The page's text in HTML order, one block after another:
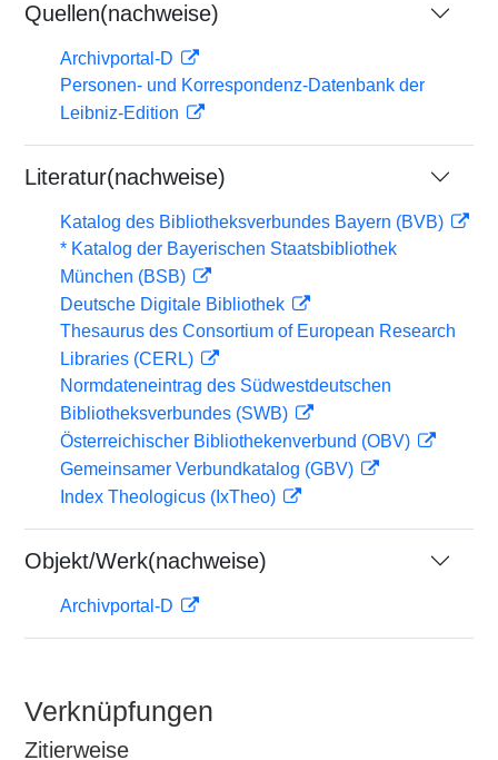
Quellen(nachweise)
Archivportal-D
Personen- und Korrespondenz-Datenbank der
Leibniz-Edition
Literatur(nachweise)
Katalog des Bibliotheksverbundes Bayern (BVB)
* Katalog der Bayerischen Staatsbibliothek
München (BSB)
Deutsche Digitale Bibliothek
Thesaurus des Consortium of European Research
Libraries (CERL)
Normdateneintrag des Südwestdeutschen
Bibliotheksverbundes (SWB)
Österreichischer Bibliothekenverbund (OBV)
Gemeinsamer Verbundkatalog (GBV)
Index Theologicus (IxTheo)
Objekt/Werk(nachweise)
Archivportal-D
Verknüpfungen
Zitierweise